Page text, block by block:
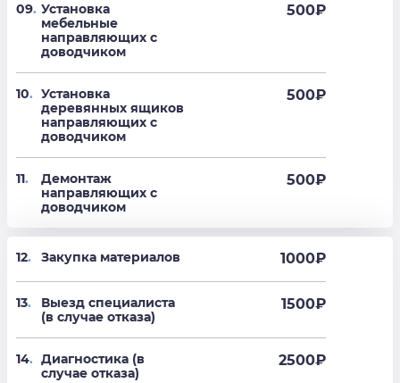
09. Установка
мебельные
направляющих с
доводчиком
500₽
10. Установка
деревянных ящиков
направляющих с
доводчиком
500₽
11.
Демонтаж
направляющих с
доводчиком
500₽
12. Закупка материалов 1000₽
13.
Выезд специалиста
(в случае отказа)
1500₽
14. Диагностика (в
случае отказа)
2500₽